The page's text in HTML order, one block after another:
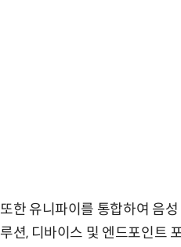
또한 유니파이를 통합하여 음
루션, 디바이스 및 엔드포인트